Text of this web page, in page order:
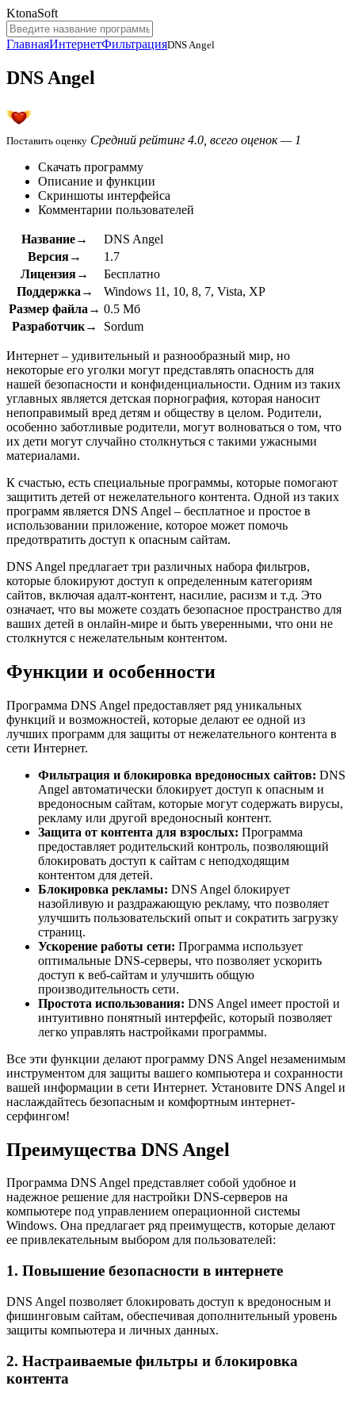
KtonaSoft
ГлавнаяИнтернетФильтрацияDNS Angel
DNS Angel
Поставить оценку Средний рейтинг 4.0, всего оценок — 1
Скачать программу
Описание и функции
Скриншоты интерфейса
Комментарии пользователей
Название→
DNS Angel
Версия→
1.7
Лицензия→
Бесплатно
Поддержка→
Windows 11, 10, 8, 7, Vista, XP
Размер файла→ 0.5 Мб
Разработчик→
Sordum
Интернет – удивительный и разнообразный мир, но
некоторые его уголки могут представлять опасность для
нашей безопасности и конфиденциальности. Одним из таких
углавных является детская порнография, которая наносит
непоправимый вред детям и обществу в целом. Родители,
особенно заботливые родители, могут волноваться о том, что
их дети могут случайно столкнуться с такими ужасными
материалами.
К счастью, есть специальные программы, которые помогают
защитить детей от нежелательного контента. Одной из таких
программ является DNS Angel – бесплатное и простое в
использовании приложение, которое может помочь
предотвратить доступ к опасным сайтам.
DNS Angel предлагает три различных набора фильтров,
которые блокируют доступ к определенным категориям
сайтов, включая адалт-контент, насилие, расизм и т.д. Это
означает, что вы можете создать безопасное пространство для
ваших детей в онлайн-мире и быть уверенными, что они не
столкнутся с нежелательным контентом.
Функции и особенности
Программа DNS Angel предоставляет ряд уникальных
функций и возможностей, которые делают ее одной из
лучших программ для защиты от нежелательного контента в
сети Интернет.
Фильтрация и блокировка вредоносных сайтов: DNS
Angel автоматически блокирует доступ к опасным и
вредоносным сайтам, которые могут содержать вирусы,
рекламу или другой вредоносный контент.
Защита от контента для взрослых: Программа
предоставляет родительский контроль, позволяющий
блокировать доступ к сайтам с неподходящим
контентом для детей.
Блокировка рекламы: DNS Angel блокирует
назойливую и раздражающую рекламу, что позволяет
улучшить пользовательский опыт и сократить загрузку
страниц.
Ускорение работы сети: Программа использует
оптимальные DNS-серверы, что позволяет ускорить
доступ к веб-сайтам и улучшить общую
производительность сети.
Простота использования: DNS Angel имеет простой и
интуитивно понятный интерфейс, который позволяет
легко управлять настройками программы.
Все эти функции делают программу DNS Angel незаменимым
инструментом для защиты вашего компьютера и сохранности
вашей информации в сети Интернет. Установите DNS Angel и
наслаждайтесь безопасным и комфортным интернет-
серфингом!
Преимущества DNS Angel
Программа DNS Angel представляет собой удобное и
надежное решение для настройки DNS-серверов на
компьютере под управлением операционной системы
Windows. Она предлагает ряд преимуществ, которые делают
ее привлекательным выбором для пользователей:
1. Повышение безопасности в интернете
DNS Angel позволяет блокировать доступ к вредоносным и
фишинговым сайтам, обеспечивая дополнительный уровень
защиты компьютера и личных данных.
2. Настраиваемые фильтры и блокировка
контента